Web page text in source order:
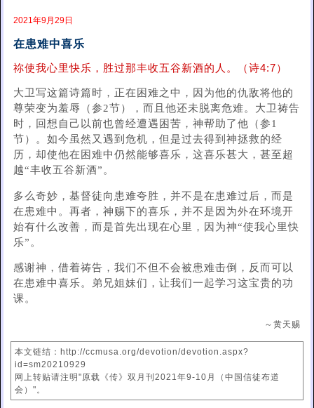
2021年9月29日
在患难中喜乐
祢使我心里快乐，胜过那丰收五谷新酒的人。（诗4:7）
大卫写这篇诗篇时，正在困难之中，因为他的仇敌将他的
尊荣变为羞辱（参2节），而且他还未脱离危难。大卫祷告
时，回想自己以前也曾经遭遇困苦，神帮助了他（参1
节）。如今虽然又遇到危机，但是过去得到神拯救的经
历，却使他在困难中仍然能够喜乐，这喜乐甚大，甚至超
越“丰收五谷新酒”。
多么奇妙，基督徒向患难夸胜，并不是在患难过后，而是
在患难中。再者，神赐下的喜乐，并不是因为外在环境开
始有什么改善，而是首先出现在心里，因为神“使我心里快
乐”。
感谢神，借着祷告，我们不但不会被患难击倒，反而可以
在患难中喜乐。弟兄姐妹们，让我们一起学习这宝贵的功
课。
～黄天赐
本文链结：http://ccmusa.org/devotion/devotion.aspx?
id=sm20210929
网上转贴请注明"原载《传》双月刊2021年9-10月（中国信徒布道
会）"。